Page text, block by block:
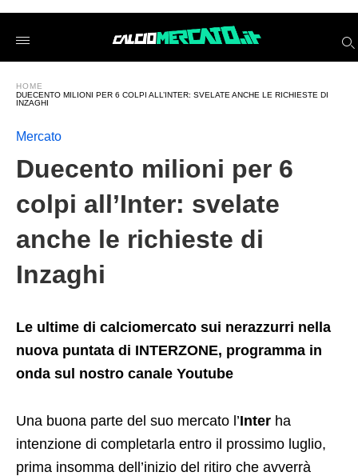
/2025/05/15/duecento-
per-
colpi-
allinter-
anche-
inzaghi/amp/
HOME
DUECENTO MILIONI PER 6 COLPI ALL’INTER: SVELATE ANCHE LE RICHIESTE DI
INZAGHI
Mercato
Duecento milioni per 6
colpi all’Inter: svelate
anche le richieste di
Inzaghi
Le ultime di calciomercato sui nerazzurri nella
nuova puntata di INTERZONE, programma in
onda sul nostro canale Youtube
Una buona parte del suo mercato l’Inter ha
intenzione di completarla entro il prossimo luglio,
prima insomma dell’inizio del ritiro che avverrà